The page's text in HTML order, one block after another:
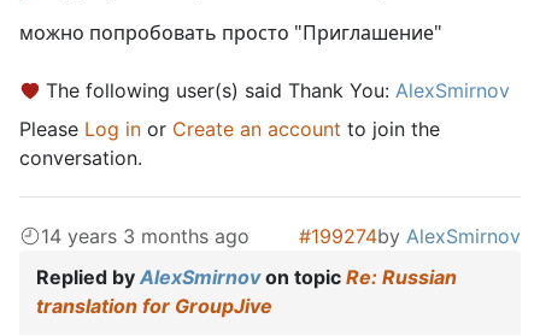
можно попробовать просто "Приглашение"
The following user(s) said Thank You: AlexSmirnov
Please Log in or Create an account to join the
conversation.
14 years 3 months ago #199274by AlexSmirnov
Replied by AlexSmirnovon topic Re: Russian
translation for GroupJive